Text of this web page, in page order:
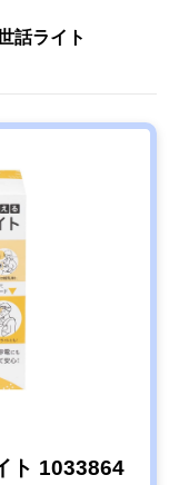
話ライト
ト 1033864